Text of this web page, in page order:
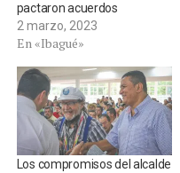
pactaron acuerdos
2 marzo, 2023
En «Ibagué»
Los compromisos del alcalde